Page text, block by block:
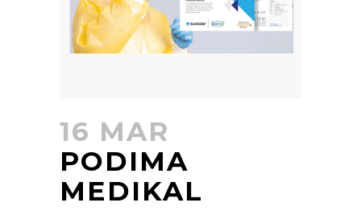
16 MAR
PODIMA
MEDIKAL